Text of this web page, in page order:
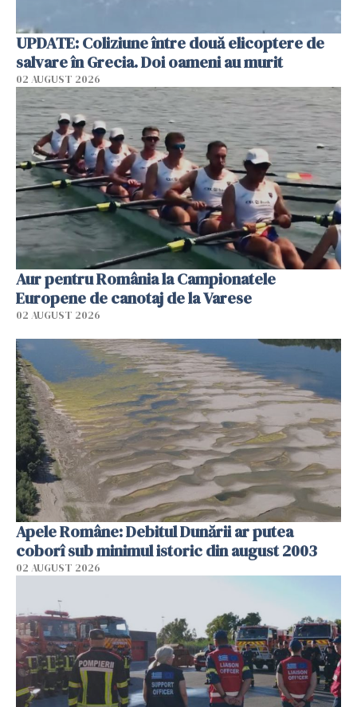
UPDATE: Coliziune între două elicoptere de
salvare în Grecia. Doi oameni au murit
02 AUGUST 2026
Aur pentru România la Campionatele
Europene de canotaj de la Varese
02 AUGUST 2026
Apele Române: Debitul Dunării ar putea
coborî sub minimul istoric din august 2003
02 AUGUST 2026